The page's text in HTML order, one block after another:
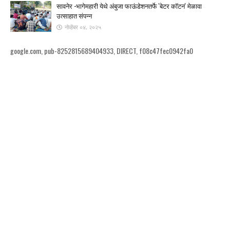
सावनेर -भागेमहारी येथे अंबुजा फाऊंडेशनतर्फे 'बेटर कॉटन' मेळावा
उत्साहात संपन्न
नोव्हेंबर ०४, २०२५
google.com, pub-8252815689404933, DIRECT, f08c47fec0942fa0